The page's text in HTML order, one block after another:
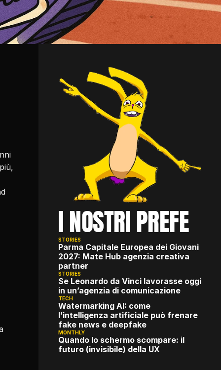
I NOSTRI PREFE
STORIES
Parma Capitale Europea dei Giovani
2027: Mate Hub agenzia creativa
partner
STORIES
Se Leonardo da Vinci lavorasse oggi
in un’agenzia di comunicazione
TECH
Watermarking AI: come
l’intelligenza artificiale può frenare
fake news e deepfake
MONTHLY
Quando lo schermo scompare: il
futuro (invisibile) della UX